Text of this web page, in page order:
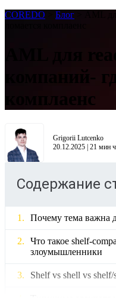
COREDO
Блог
AML
AML для
компаний-
комплаенс
Grigorii Lutcenko
20.12.2025 | 21 мин
Содержание
Почему тема важна
Что такое
злоумышленники
Shelf vs shell vs